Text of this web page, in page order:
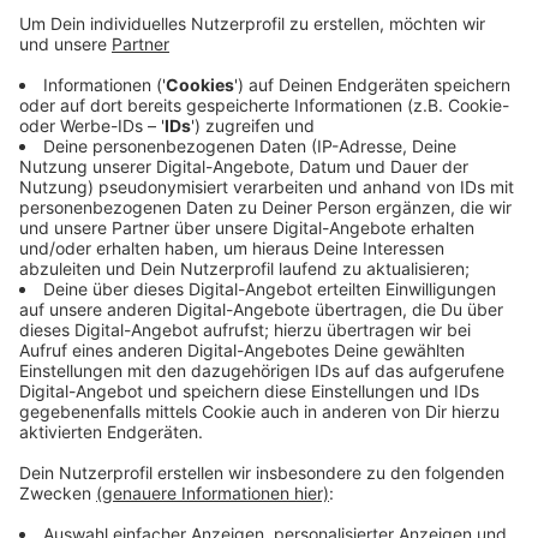
Das Festival löst das Rheydter Turmfest ab, das in
den letzten Jahren immer weniger Besucher hatte.
Move & Groove soll jetzt Bewegung und Party
kombinieren. Über 30 Sportvereine präsentieren heute
ihr Angebot - Am Abend gibt es dann eine
Sportlerehrung und ein Open-Air-Konzert der Band
Just:is. Am morgigen Sonntag können
Mönchengladbacher bei drei verschiedenen Läufen
mitmachen, unter anderen bei einem sechs-Kilometer-
Lauf.
Anzeige